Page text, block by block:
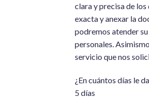
clara y precisa de
exacta y anexar la
podremos atender
personales.
servicio que nos
¿En cuántos días le
5 días